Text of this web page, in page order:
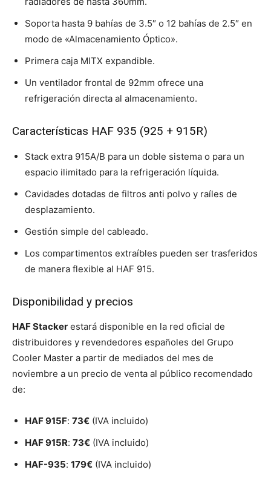
Soporta hasta 9 bahías de 3.5″ o 12 bahías de 2.5″ en
modo de «Almacenamiento Óptico».
Primera caja MITX expandible.
Un ventilador frontal de 92mm ofrece una
refrigeración directa al almacenamiento.
Características HAF 935 (925 + 915R)
Stack extra 915A/B para un doble sistema o para un
espacio ilimitado para la refrigeración líquida.
Cavidades dotadas de filtros anti polvo y raíles de
desplazamiento.
Gestión simple del cableado.
Los compartimentos extraíbles pueden ser trasferidos
de manera flexible al HAF 915.
Disponibilidad y precios
HAF Stacker estará disponible en la red oficial de
distribuidores y revendedores españoles del Grupo
Cooler Master a partir de mediados del mes de
noviembre a un precio de venta al público recomendado
de:
HAF 915F: 73€ (IVA incluido)
HAF 915R: 73€ (IVA incluido)
HAF-935: 179€ (IVA incluido)